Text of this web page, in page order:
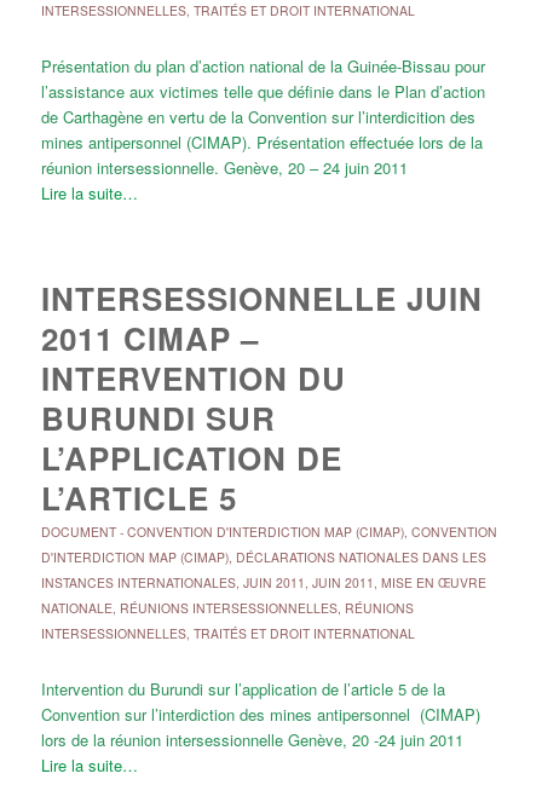
INTERSESSIONNELLES, TRAITÉS ET DROIT INTERNATIONAL
Présentation du plan d’action national de la Guinée-Bissau pour
l’assistance aux victimes telle que définie dans le Plan d’action
de Carthagène en vertu de la Convention sur l’interdicition des
mines antipersonnel (CIMAP). Présentation effectuée lors de la
réunion intersessionnelle. Genève, 20 – 24 juin 2011
Lire la suite…
INTERSESSIONNELLE JUIN
2011 CIMAP –
INTERVENTION DU
BURUNDI SUR
L’APPLICATION DE
L’ARTICLE 5
DOCUMENT- CONVENTION D'INTERDICTION MAP (CIMAP), CONVENTION
D'INTERDICTION MAP (CIMAP), DÉCLARATIONS NATIONALES DANS LES
INSTANCES INTERNATIONALES, JUIN 2011 , JUIN 2011 , MISE EN ŒUVRE
NATIONALE, RÉUNIONS INTERSESSIONNELLES, RÉUNIONS
INTERSESSIONNELLES, TRAITÉS ET DROIT INTERNATIONAL
Intervention du Burundi sur l’application de l’article 5 de la
Convention sur l’interdiction des mines antipersonnel (CIMAP)
lors de la réunion intersessionnelle Genève, 20 -24 juin 2011
Lire la suite…